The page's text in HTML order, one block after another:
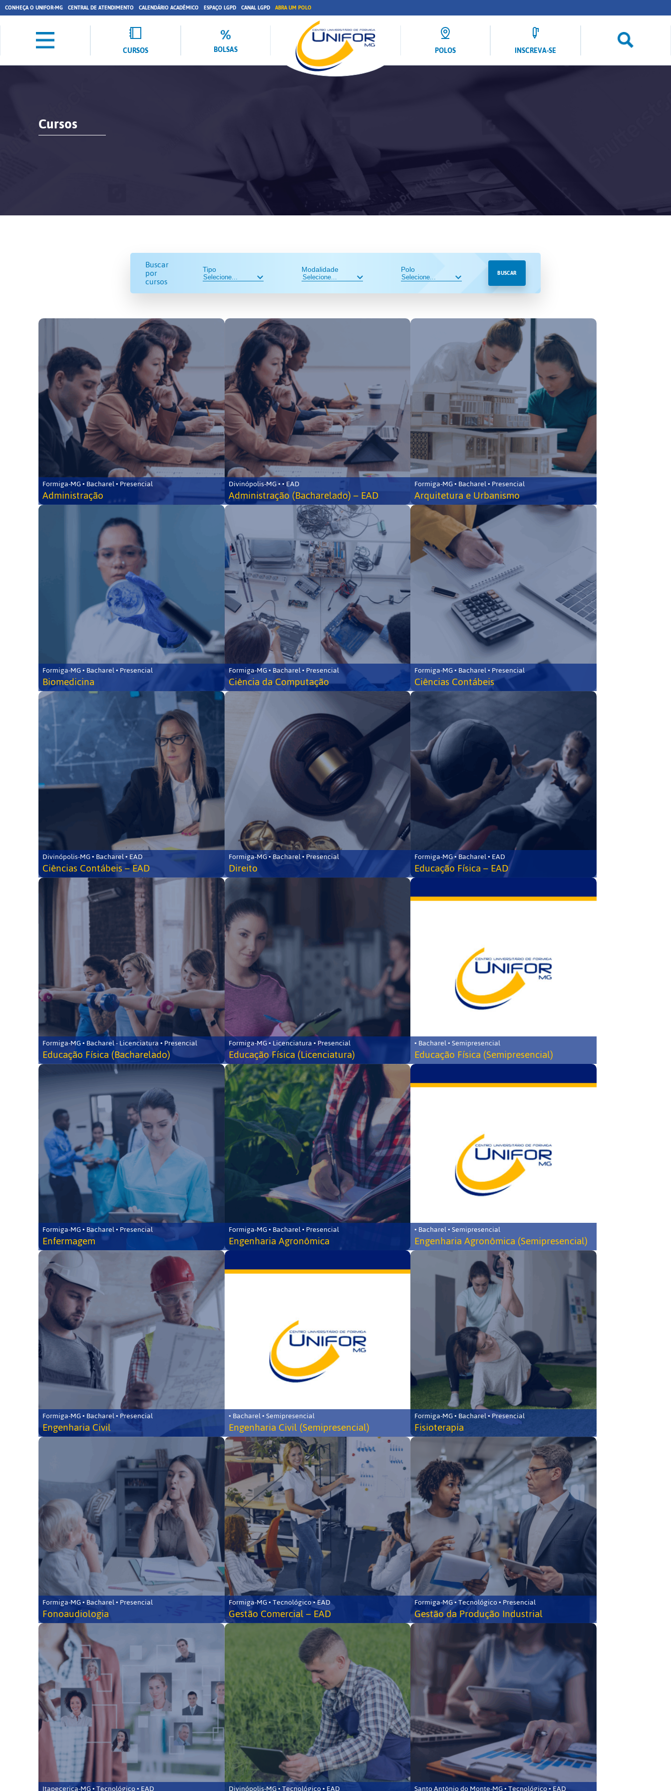
CONHEÇA O UNIFOR-MG CENTRAL DE ATENDIMENTO CALENDÁRIO ACADÊMICO ESPAÇO LGPD CANAL LGPD ABRA UM POLO
CURSOS BOLSAS POLOS INSCREVA-SE
Cursos
Buscar
por
cursos
Tipo Modalidade Polo BUSCAR
Formiga-MG • Bacharel • Presencial
Administração
Divinópolis-MG • • EAD
Administração (Bacharelado) – EAD
Formiga-MG • Bacharel • Presencial
Arquitetura e Urbanismo
Formiga-MG • Bacharel • Presencial
Biomedicina
Formiga-MG • Bacharel • Presencial
Ciência da Computação
Formiga-MG • Bacharel • Presencial
Ciências Contábeis
Divinópolis-MG • Bacharel • EAD
Ciências Contábeis – EAD
Formiga-MG • Bacharel • Presencial
Direito
Formiga-MG • Bacharel • EAD
Educação Física – EAD
Formiga-MG • Bacharel - Licenciatura • Presencial
Educação Física (Bacharelado)
Formiga-MG • Licenciatura • Presencial
Educação Física (Licenciatura)
• Bacharel • Semipresencial
Educação Física (Semipresencial)
Formiga-MG • Bacharel • Presencial
Enfermagem
Formiga-MG • Bacharel • Presencial
Engenharia Agronômica
• Bacharel • Semipresencial
Engenharia Agronômica (Semipresencial)
Formiga-MG • Bacharel • Presencial
Engenharia Civil
• Bacharel • Semipresencial
Engenharia Civil (Semipresencial)
Formiga-MG • Bacharel • Presencial
Fisioterapia
Formiga-MG • Bacharel • Presencial
Fonoaudiologia
Formiga-MG • Tecnológico • EAD
Gestão Comercial – EAD
Formiga-MG • Tecnológico • Presencial
Gestão da Produção Industrial